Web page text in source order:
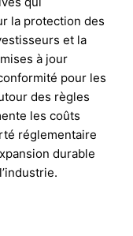
la protection des
et la
à jour
pour les
des règles
les coûts
réglementaire
durable